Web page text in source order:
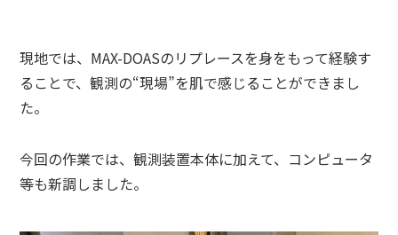
現地では、MAX-DOASのリプレースを身をもって経験す
ることで、観測の“現場”を肌で感じることができまし
た。
今回の作業では、観測装置本体に加えて、コンピュータ
等も新調しました。